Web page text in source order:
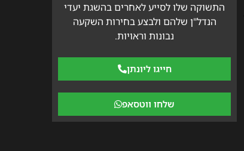
התשוקה שלו לסייע לאחרים בהשגת יעדי
הנדל"ן שלהם ולבצע בחירות השקעה
נבונות וראויות.
חייגו ליונתן
שלחו ווטסאפ